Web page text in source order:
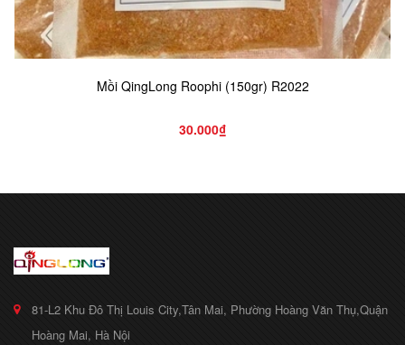
Mồi QingLong Roophi (150gr) R2022
30.000₫
81-L2 Khu Đô Thị Louis City,Tân Mai, Phường Hoàng Văn Thụ,Quận
Hoàng Mai, Hà Nội